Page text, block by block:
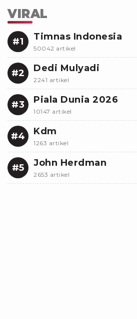
VIRAL
#1 Timnas Indonesia
50042 artikel
#2 Dedi Mulyadi
2241 artikel
#3 Piala Dunia 2026
10147 artikel
#4 Kdm
1263 artikel
#5 John Herdman
2653 artikel